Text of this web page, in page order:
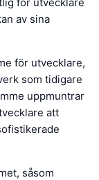
av sina
för utvecklare,
som tidigare
uppmuntrar
att
såsom